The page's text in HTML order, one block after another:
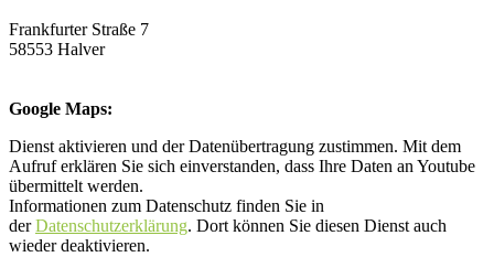
Frankfurter Straße 7
58553 Halver
Google Maps:
Dienst aktivieren und der Datenübertragung zustimmen. Mit dem
Aufruf erklären Sie sich einverstanden, dass Ihre Daten an Youtube
übermittelt werden.
Informationen zum Datenschutz finden Sie in
derDatenschutzerklärung. Dort können Sie diesen Dienst auch
wieder deaktivieren.